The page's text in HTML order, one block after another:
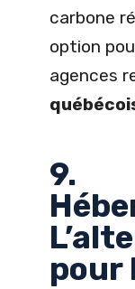
carbone
option
agences
9.
pour